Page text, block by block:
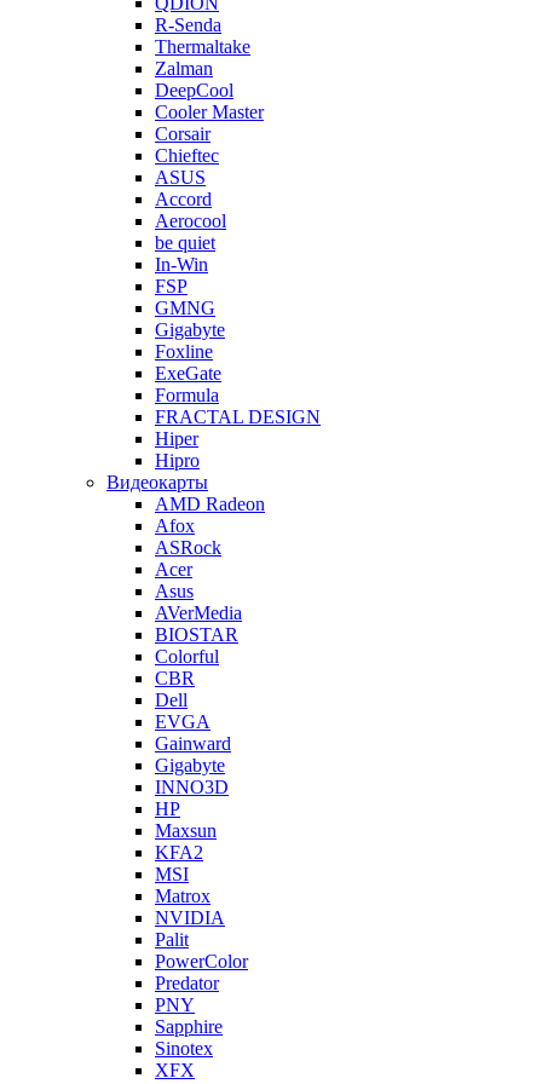
R-Senda
Thermaltake
Zalman
DeepCool
Cooler Master
Corsair
Chieftec
ASUS
Accord
Aerocool
be quiet
In-Win
FSP
GMNG
Gigabyte
Foxline
ExeGate
Formula
FRACTAL DESIGN
Hiper
Hipro
Видеокарты
AMD Radeon
Afox
ASRock
Acer
Asus
AVerMedia
BIOSTAR
Colorful
CBR
Dell
EVGA
Gainward
Gigabyte
INNO3D
HP
Maxsun
KFA2
MSI
Matrox
NVIDIA
Palit
PowerColor
Predator
PNY
Sapphire
Sinotex
XFX